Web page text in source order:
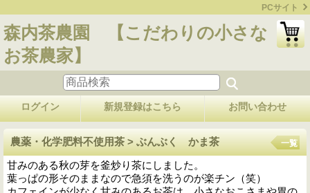
PCサイト
森内茶農園 【こだわりの小さな
お茶農家】
ログイン 新規登録はこちら お問い合わせ
農薬・化学肥料不使用茶 > ぶんぶく かま茶
甘みのある秋の芽を釜炒り茶にしました。
葉っぱの形そのままなので急須を洗うのが楽チン（笑）
一覧